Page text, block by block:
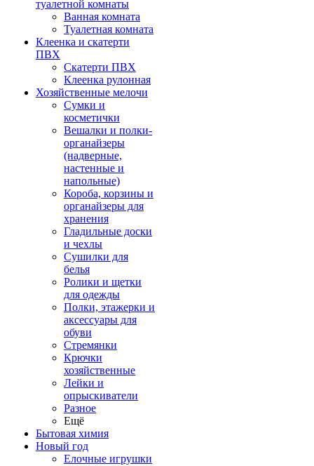
туалетной комнаты
Ванная комната
Туалетная комната
Клеенка и скатерти
ПВХ
Скатерти ПВХ
Клеенка рулонная
Хозяйственные мелочи
Сумки и
косметички
Вешалки и полки-
органайзеры
(надверные,
настенные и
напольные)
Короба, корзины и
органайзеры для
хранения
Гладильные доски
и чехлы
Сушилки для
белья
Ролики и щетки
для одежды
Полки, этажерки и
аксессуары для
обуви
Стремянки
Крючки
хозяйственные
Лейки и
опрыскиватели
Разное
Ещё
Бытовая химия
Новый год
Елочные игрушки